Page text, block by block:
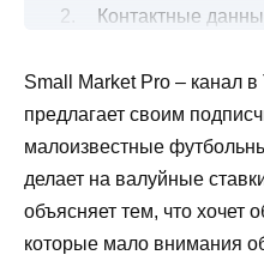
Контактные
Телеграмм Small
Small Market Pro – канал
предлагает своим
малоизвестные
делает на валуйные
объясняет тем, что хочет
которые мало внимания